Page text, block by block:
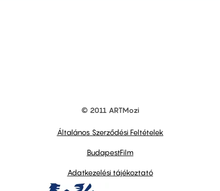
© 2011 ARTMozi
Általános Szerződési Feltételek
BudapestFilm
Adatkezelési tájékoztató